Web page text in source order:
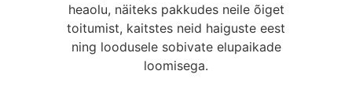
heaolu, näiteks pakkudes neile õiget
toitumist, kaitstes neid haiguste eest
ning loodusele sobivate elupaikade
loomisega.